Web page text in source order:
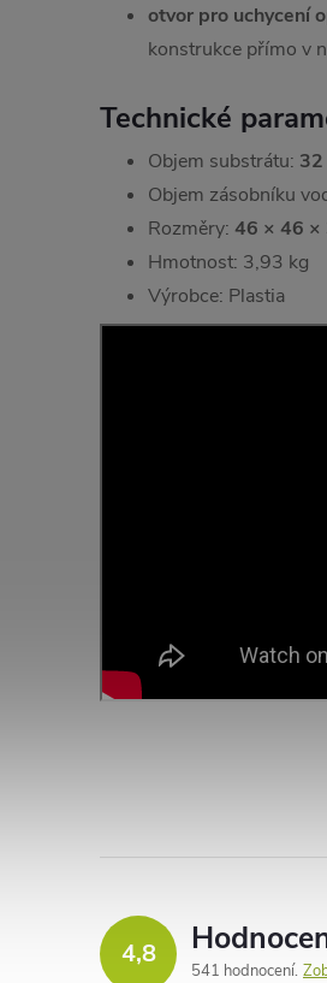
otvor pro uchycení
konstrukce přímo v
Technické
Objem substrátu: 32
Objem zásobníku
Rozměry: 46 × 46 ×
Hmotnost: 3,93 kg
Výrobce: Plastia
4,8
541 hodnocení